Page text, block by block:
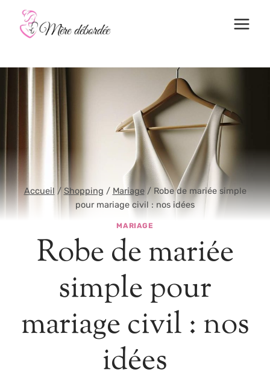
contenu
Accueil / Shopping / Mariage / Robe de mariée simple
pour mariage civil : nos idées
MARIAGE
Robe de mariée
simple pour
mariage civil : nos
idées